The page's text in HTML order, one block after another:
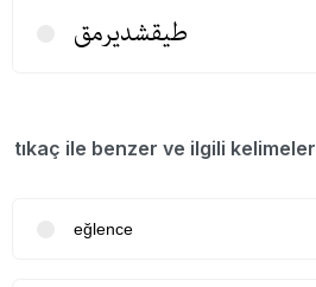
طیقشدیرمق
tıkaç ile benzer ve ilgili kelimeler
eğlence